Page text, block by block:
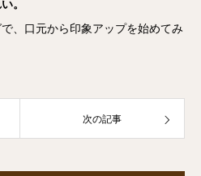
。
、口元から印象アップを始めてみ
次の記事